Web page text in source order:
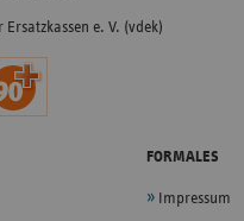
e. V. (vdek)
FORMALES
Impressum